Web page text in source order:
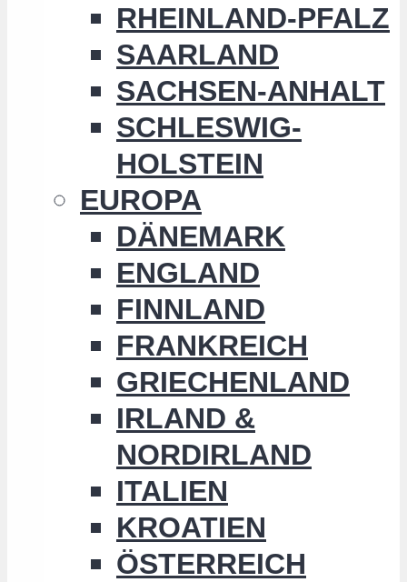
RHEINLAND-PFALZ
SAARLAND
SACHSEN-ANHALT
SCHLESWIG-
HOLSTEIN
EUROPA
DÄNEMARK
ENGLAND
FINNLAND
FRANKREICH
GRIECHENLAND
IRLAND &
NORDIRLAND
ITALIEN
KROATIEN
ÖSTERREICH